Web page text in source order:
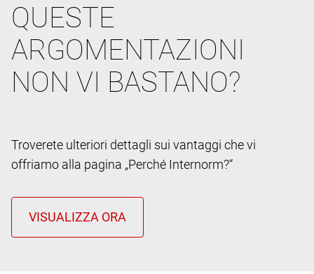
QUESTE
ARGOMENTAZIONI
NON VI BASTANO?
Troverete ulteriori dettagli sui vantaggi che vi
offriamo alla pagina „Perché Internorm?“